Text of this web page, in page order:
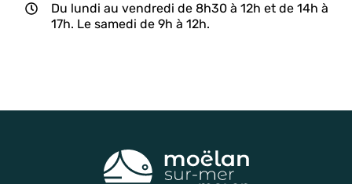
Du lundi au vendredi de 8h30 à 12h et de 14h à
17h. Le samedi de 9h à 12h.